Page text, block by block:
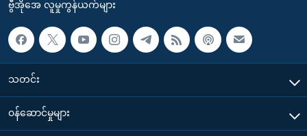
ဗွီအိုအေ လူမှုကွန်ယက်များ
သတင်း
၀န်ဆောင်မှုများ